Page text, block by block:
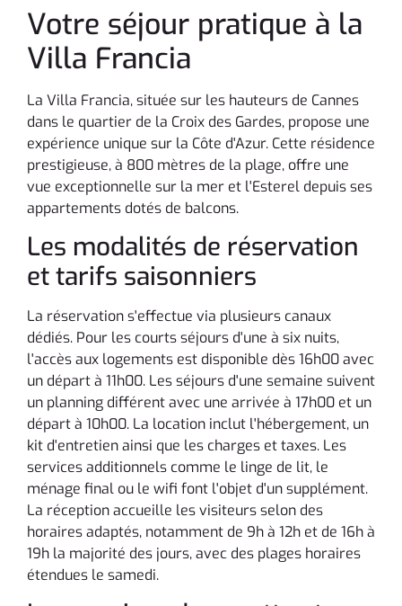
Votre séjour pratique à la
Villa Francia
La Villa Francia, située sur les hauteurs de Cannes
dans le quartier de la Croix des Gardes, propose une
expérience unique sur la Côte d'Azur. Cette résidence
prestigieuse, à 800 mètres de la plage, offre une
vue exceptionnelle sur la mer et l'Esterel depuis ses
appartements dotés de balcons.
Les modalités de réservation
et tarifs saisonniers
La réservation s'effectue via plusieurs canaux
dédiés. Pour les courts séjours d'une à six nuits,
l'accès aux logements est disponible dès 16h00 avec
un départ à 11h00. Les séjours d'une semaine suivent
un planning différent avec une arrivée à 17h00 et un
départ à 10h00. La location inclut l'hébergement, un
kit d'entretien ainsi que les charges et taxes. Les
services additionnels comme le linge de lit, le
ménage final ou le wifi font l'objet d'un supplément.
La réception accueille les visiteurs selon des
horaires adaptés, notamment de 9h à 12h et de 16h à
19h la majorité des jours, avec des plages horaires
étendues le samedi.